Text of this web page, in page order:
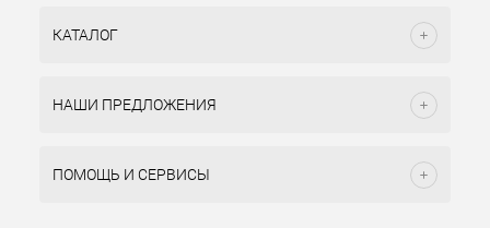
КАТАЛОГ
НАШИ ПРЕДЛОЖЕНИЯ
ПОМОЩЬ И СЕРВИСЫ